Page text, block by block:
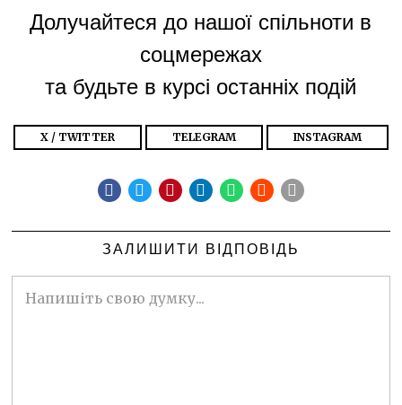
Долучайтеся до нашої спільноти в
соцмережах
та будьте в курсі останніх подій
X / TWITTER TELEGRAM INSTAGRAM
ЗАЛИШИТИ ВІДПОВІДЬ